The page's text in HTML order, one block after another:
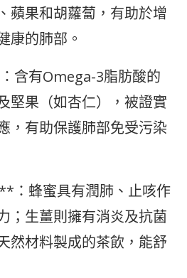
蘋果和胡蘿蔔，有助於增
康的肺部。
含有Omega-3脂肪酸的
堅果（如杏仁），被證實
，有助保護肺部免受污染
：蜂蜜具有潤肺、止咳作
；生薑則擁有消炎及抗菌
然材料製成的茶飲，能舒